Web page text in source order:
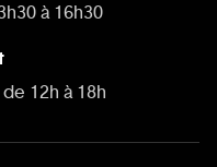
à 16h30
12h à 18h